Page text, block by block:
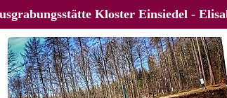
Kloster Einsiedel -